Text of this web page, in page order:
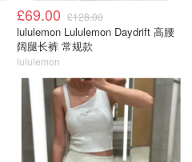
£69.00 £128.00
lululemon Lululemon Daydrift 高腰
阔腿长裤 常规款
lululemon